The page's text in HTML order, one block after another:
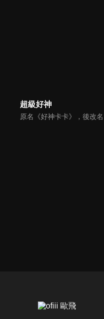
超級好神